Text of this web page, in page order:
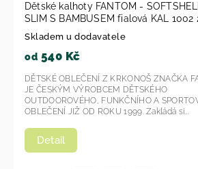
Dětské kalhoty Fantom -
S BAMBUSEM KAL 1007 -
Skladem u dodavatele
od540 Kč
DĚTSKÉ OBLEČENÍ Z KRKONOŠ
JE ČESKÝM VÝROBCEM
OUTDOOROVÉHO, FUNKČNÍHO
OBLEČENÍ JIŽ OD ROKU 1999.